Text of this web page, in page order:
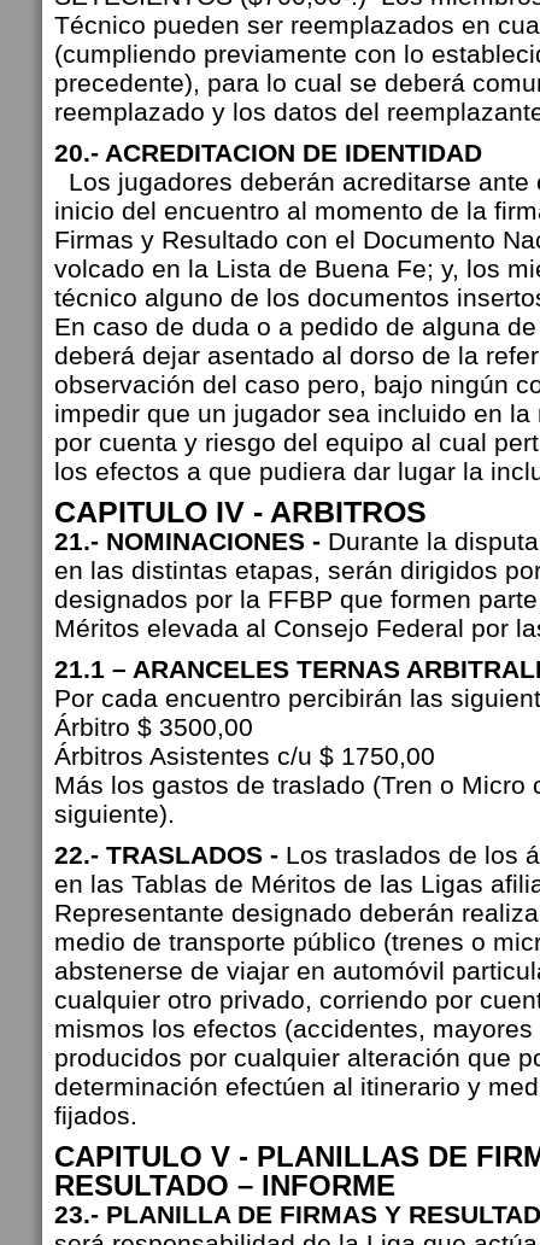
Técnico pueden ser reemplazados en
(cumpliendo previamente con lo
precedente), para lo cual se deberá
reemplazado y los datos del
20.- ACREDITACION DE IDENTIDAD
Los jugadores deberán acreditarse ante
inicio del encuentro al momento de la
Firmas y Resultado con el Documento
volcado en la Lista de Buena Fe; y, los
técnico alguno de los documentos
En caso de duda o a pedido de alguna
deberá dejar asentado al dorso de la
observación del caso pero, bajo ningún
impedir que un jugador sea incluido en
por cuenta y riesgo del equipo al cual
los efectos a que pudiera dar lugar la
CAPITULO IV - ARBITROS
21.- NOMINACIONES - Durante la
en las distintas etapas, serán dirigidos
designados por la FFBP que formen
Méritos elevada al Consejo Federal por
21.1 – ARANCELES TERNAS
Por cada encuentro percibirán las
Árbitro $ 3500,00
Árbitros Asistentes c/u $ 1750,00
Más los gastos de traslado (Tren o Micro
siguiente).
22.- TRASLADOS - Los traslados de los
en las Tablas de Méritos de las Ligas
Representante designado deberán
medio de transporte público (trenes o
abstenerse de viajar en automóvil
cualquier otro privado, corriendo por
mismos los efectos (accidentes,
producidos por cualquier alteración que
determinación efectúen al itinerario y
fijados.
CAPITULO V - PLANILLAS DE
RESULTADO – INFORME
23.- PLANILLA DE FIRMAS Y